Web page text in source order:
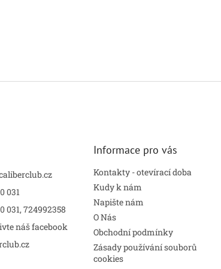
031
031, 724992358
náš facebook
Informace pro vás
Kontakty - otevírací doba
Kudy k nám
Napište nám
O Nás
Obchodní podmínky
Zásady používání souborů
cookies